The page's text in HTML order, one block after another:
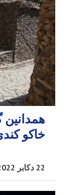
خاکو
22 دکابر 2022 22:35